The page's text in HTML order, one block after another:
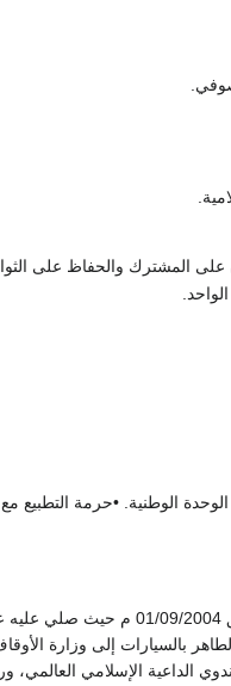
على المشترك والحفاظ على
الوطنية. •حرمة التطبيع
توفي الشيخ أحمد كفتارو يوم
02/09/2004م و شيع جثمانه الطاهر
الداعية الإسلامي